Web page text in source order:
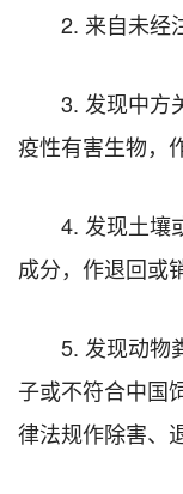
2. 来自未经
3. 发现中方
疫性有害生物，
4. 发现土壤
成分，作退回或
5. 发现动物
子或不符合中国
律法规作除害、